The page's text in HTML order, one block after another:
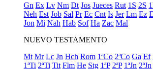
Gn Ex Lv Nm Dt Jos Jueces Rut 1S 2S
Neh Est Job Sal Pr Ec Cnt Is Jer Lm Ez
Jon Mi Nah Hab Sof Ha Zac Mal
NUEVO TESTAMENTO
Mt Mr Lc Jn Hch Rom 1ªCo 2ªCo Ga Ef
1ªTi 2ªTi Tit Flm He Stg 1ªP 2ªP 1ªJn 2ªJn